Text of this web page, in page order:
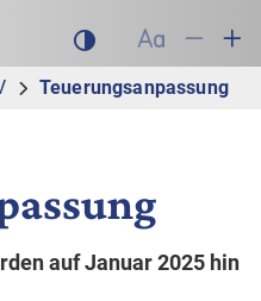
Dunklen Modus
Schrift auf
Schrift
Teuerungsanpassung
auf Januar 2025 hin